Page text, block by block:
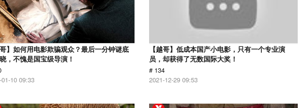
哥】如何用电影欺骗观众？最后一分钟谜底
，不愧是国宝级导演！
10 09:33
【越哥】低成本国产小电影，只有一个专业演
员，却获得了无数国际大奖！
# 134
2021-12-29 09:53